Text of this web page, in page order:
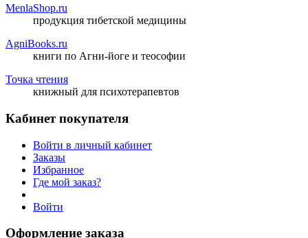
MenlaShop.ru
продукция тибетской медицины
AgniBooks.ru
книги по Агни-йоге и теософии
Точка чтения
книжный для психотерапевтов
Кабинет покупателя
Войти в личный кабинет
Заказы
Избранное
Где мой заказ?
Войти
Оформление заказа